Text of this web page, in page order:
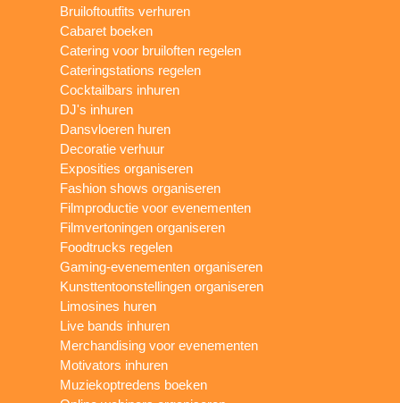
Bruiloftoutfits verhuren
Cabaret boeken
Catering voor bruiloften regelen
Cateringstations regelen
Cocktailbars inhuren
DJ's inhuren
Dansvloeren huren
Decoratie verhuur
Exposities organiseren
Fashion shows organiseren
Filmproductie voor evenementen
Filmvertoningen organiseren
Foodtrucks regelen
Gaming-evenementen organiseren
Kunsttentoonstellingen organiseren
Limosines huren
Live bands inhuren
Merchandising voor evenementen
Motivators inhuren
Muziekoptredens boeken